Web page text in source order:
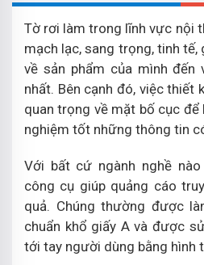
Tờ rơi làm trong lĩnh vực nội
mạch lạc, sang trọng, tinh
về sản phẩm của mình đến
nhất. Bên cạnh đó, việc thiết
quan trọng về mặt bố cục để
nghiệm tốt những thông tin
Với bất cứ ngành nghề
công cụ giúp quảng cáo
quả. Chúng thường được
chuẩn khổ giấy A và được
tới tay người dùng bằng hình